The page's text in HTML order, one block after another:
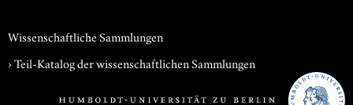
Wissenschaftliche Sammlungen
› Teil-Katalog der wissenschaftlichen Sammlungen